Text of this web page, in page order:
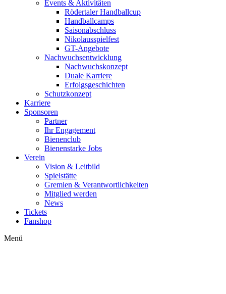
Events & Aktivitäten
Rödertaler Handballcup
Handballcamps
Saisonabschluss
Nikolausspielfest
GT-Angebote
Nachwuchsentwicklung
Nachwuchskonzept
Duale Karriere
Erfolgsgeschichten
Schutzkonzept
Karriere
Sponsoren
Partner
Ihr Engagement
Bienenclub
Bienenstarke Jobs
Verein
Vision & Leitbild
Spielstätte
Gremien & Verantwortlichkeiten
Mitglied werden
News
Tickets
Fanshop
Menü